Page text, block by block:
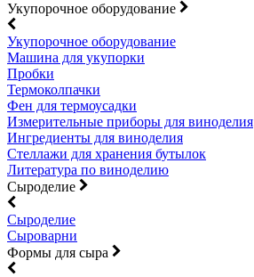
Укупорочное оборудование
Укупорочное оборудование
Машина для укупорки
Пробки
Термоколпачки
Фен для термоусадки
Измерительные приборы для виноделия
Ингредиенты для виноделия
Стеллажи для хранения бутылок
Литература по виноделию
Сыроделие
Сыроделие
Сыроварни
Формы для сыра